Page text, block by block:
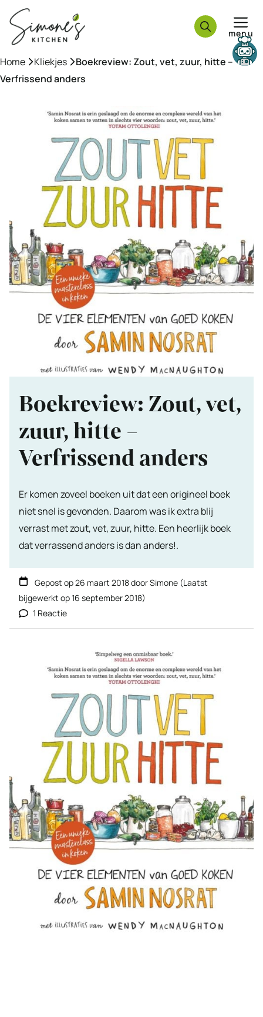
naar
inhoud
menu
Home »Kliekjes »Boekreview: Zout, vet, zuur, hitte –
Verfrissend anders
Boekreview: Zout, vet,
zuur, hitte –
Verfrissend anders
Er komen zoveel boeken uit dat een origineel boek
niet snel is gevonden. Daarom was ik extra blij
verrast met zout, vet, zuur, hitte. Een heerlijk boek
dat verrassend anders is dan anders!.
Gepost op26 maart 2018doorSimone (Laatst
bijgewerkt op16 september 2018)
1 Reactie
Need help?